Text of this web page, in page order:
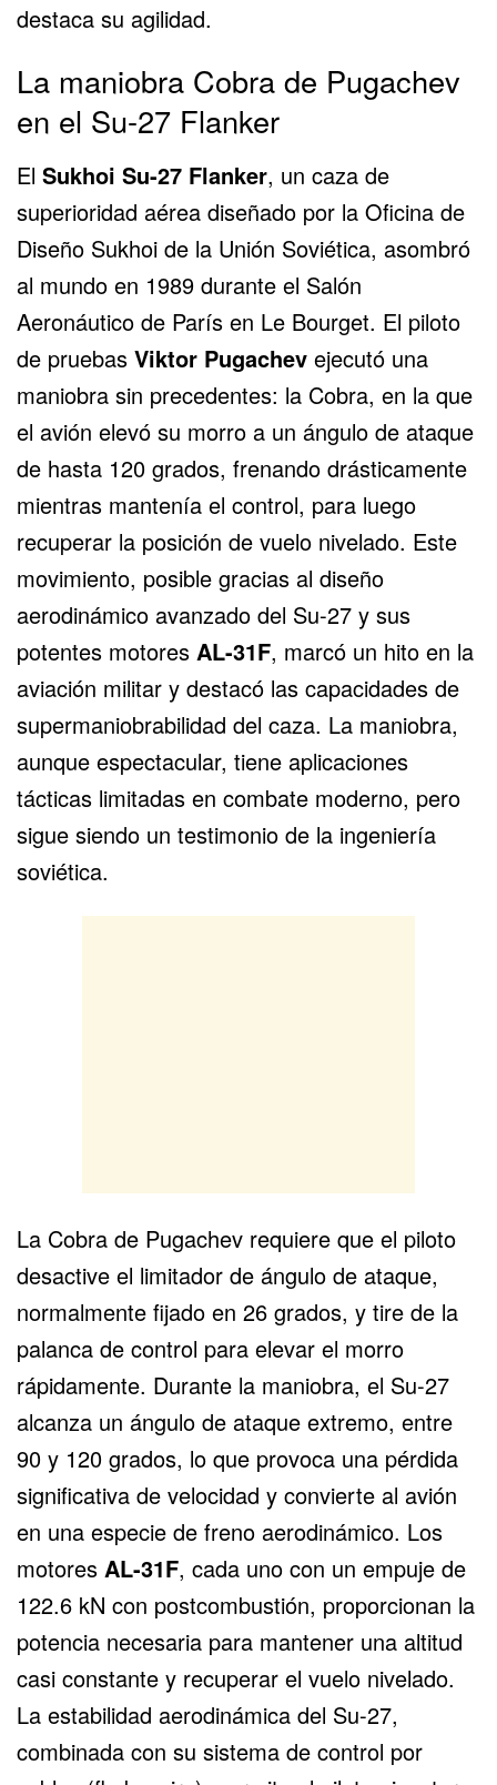
destaca su agilidad.
La maniobra Cobra de Pugachev
en el Su-27 Flanker
El Sukhoi Su-27 Flanker, un caza de
superioridad aérea diseñado por la Oficina de
Diseño Sukhoi de la Unión Soviética, asombró
al mundo en 1989 durante el Salón
Aeronáutico de París en Le Bourget. El piloto
de pruebas Viktor Pugachev ejecutó una
maniobra sin precedentes: la Cobra, en la que
el avión elevó su morro a un ángulo de ataque
de hasta 120 grados, frenando drásticamente
mientras mantenía el control, para luego
recuperar la posición de vuelo nivelado. Este
movimiento, posible gracias al diseño
aerodinámico avanzado del Su-27 y sus
potentes motores AL-31F, marcó un hito en la
aviación militar y destacó las capacidades de
supermaniobrabilidad del caza. La maniobra,
aunque espectacular, tiene aplicaciones
tácticas limitadas en combate moderno, pero
sigue siendo un testimonio de la ingeniería
soviética.
La Cobra de Pugachev requiere que el piloto
desactive el limitador de ángulo de ataque,
normalmente fijado en 26 grados, y tire de la
palanca de control para elevar el morro
rápidamente. Durante la maniobra, el Su-27
alcanza un ángulo de ataque extremo, entre
90 y 120 grados, lo que provoca una pérdida
significativa de velocidad y convierte al avión
en una especie de freno aerodinámico. Los
motores AL-31F, cada uno con un empuje de
122.6 kN con postcombustión, proporcionan la
potencia necesaria para mantener una altitud
casi constante y recuperar el vuelo nivelado.
La estabilidad aerodinámica del Su-27,
combinada con su sistema de control por